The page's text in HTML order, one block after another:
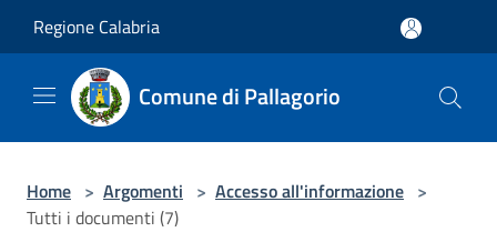
Regione Calabria
Comune di Pallagorio
Home > Argomenti > Accesso all'informazione >
Tutti i documenti (7)